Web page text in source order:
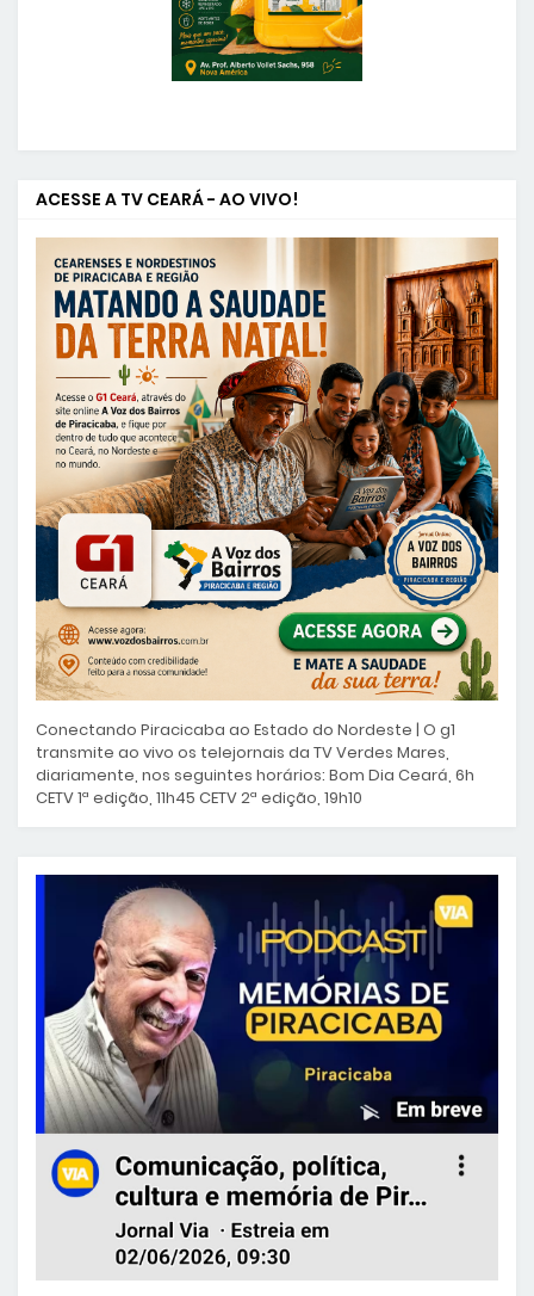
ACESSE A TV CEARÁ - AO VIVO!
Conectando Piracicaba ao Estado do Nordeste | O g1
transmite ao vivo os telejornais da TV Verdes Mares,
diariamente, nos seguintes horários: Bom Dia Ceará, 6h
CETV 1ª edição, 11h45 CETV 2ª edição, 19h10